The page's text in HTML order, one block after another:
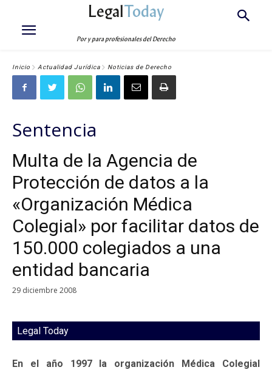
LegalToday
Por y para profesionales del Derecho
Inicio Actualidad Jurídica Noticias de Derecho
Sentencia
Multa de la Agencia de
Protección de datos a la
«Organización Médica
Colegial» por facilitar datos de
150.000 colegiados a una
entidad bancaria
29 diciembre 2008
Legal Today
En el año 1997 la organización Médica Colegial